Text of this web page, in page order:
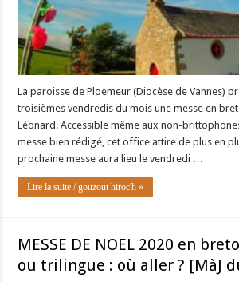
La paroisse de Ploemeur (Diocèse de Vannes)
troisièmes vendredis du mois une messe en
Léonard. Accessible même aux non-
messe bien rédigé, cet office attire de plus en
prochaine messe aura lieu le vendredi …
Lire la suite / gouzout hiroc'h »
MESSE DE NOEL 2020 en
ou trilingue : où aller ? [MàJ